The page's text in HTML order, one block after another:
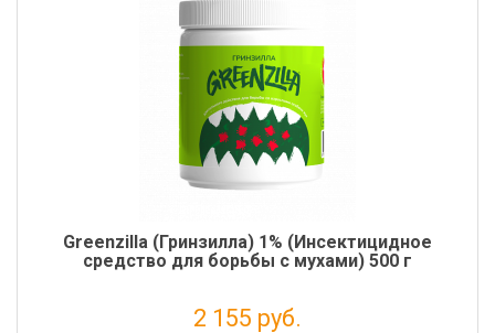
Greenzilla (Гринзилла) 1% (Инсектицидное
средство для борьбы с мухами) 500 г
2 155 руб.